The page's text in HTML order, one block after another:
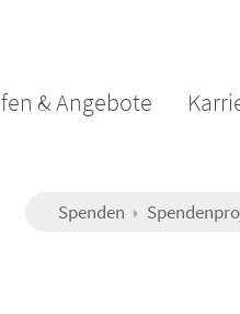
& Angebote
Spenden